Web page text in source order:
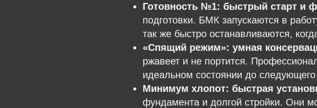
Готовность №1: быстрый старт и
подготовки. БМК запускаются в
так же быстро останавливаются,
«Спящий режим»: умная
ржавеет и не портится.
идеальном состоянии до
Минимум хлопот: быстрая
фундамента и долгой стройки. Они